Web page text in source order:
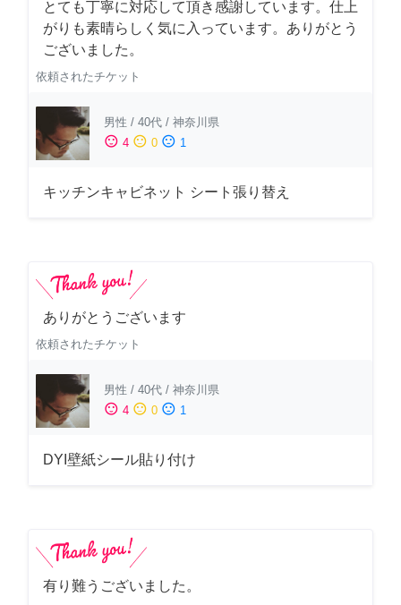
とても丁寧に対応して頂き感謝しています。仕上
がりも素晴らしく気に入っています。ありがとう
ございました。
依頼されたチケット
男性 / 40代 / 神奈川県
sentiment_satisfied 4 sentiment_neutral 0 sentiment_dissatisfied 1
キッチンキャビネット シート張り替え
ありがとうございます
依頼されたチケット
男性 / 40代 / 神奈川県
sentiment_satisfied 4 sentiment_neutral 0 sentiment_dissatisfied 1
DYI壁紙シール貼り付け
有り難うございました。